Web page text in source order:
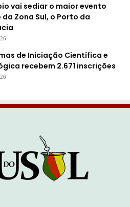
vai sediar o maior evento
Zona Sul, o Porto da
de Iniciação Científica e
recebem 2.671 inscrições